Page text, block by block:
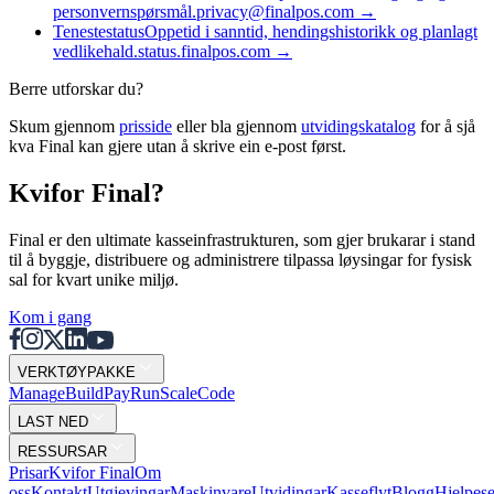
personvernspørsmål.privacy@finalpos.com →
TenestestatusOppetid i sanntid, hendingshistorikk og planlagt
vedlikehald.status.finalpos.com →
Berre utforskar du?
Skum gjennom prisside eller bla gjennom utvidingskatalog for å sjå
kva Final kan gjere utan å skrive ein e-post først.
Kvifor Final?
Final er den ultimate kasseinfrastrukturen, som gjer brukarar i stand
til å byggje, distribuere og administrere tilpassa løysingar for fysisk
sal for kvart unike miljø.
Kom i gang
VERKTØYPAKKE
ManageBuildPayRunScaleCode
LAST NED
RESSURSAR
PrisarKvifor FinalOm